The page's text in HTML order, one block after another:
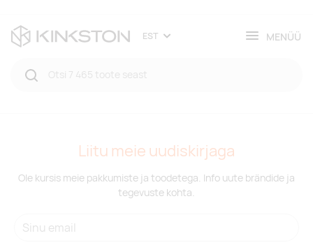
EST MENÜÜ
Liitu meie uudiskirjaga
Ole kursis meie pakkumiste ja toodetega. Info uute brändide ja
tegevuste kohta.